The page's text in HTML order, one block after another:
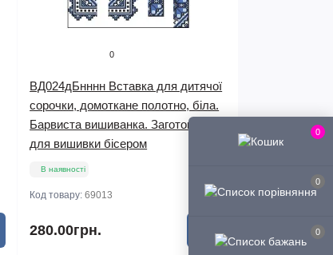
0
0
0
0
ВД024дБнннн Вставка для дитячої
сорочки, домоткане полотно, біла.
Барвиста вишиванка. Заготовка
для вишивки бісером
В наявності
Код товару:69013
280.00грн.